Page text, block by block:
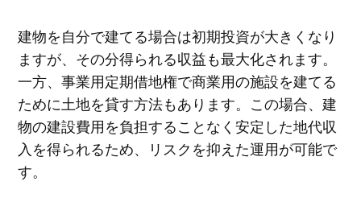
建物を自分で建てる場合は初期投資が大きくなり
ますが、その分得られる収益も最大化されます。
一方、事業用定期借地権で商業用の施設を建てる
ために土地を貸す方法もあります。この場合、建
物の建設費用を負担することなく安定した地代収
入を得られるため、リスクを抑えた運用が可能で
す。